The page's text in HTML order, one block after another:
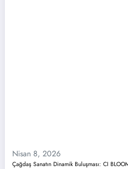
Nisan 8, 2026
Çağdaş Sanatın Dinamik Buluşması: CI